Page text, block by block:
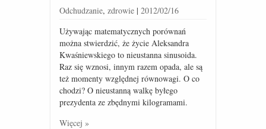
Odchudzanie, zdrowie | 2012/02/16
Używając matematycznych porównań
można stwierdzić, że życie Aleksandra
Kwaśniewskiego to nieustanna sinusoida.
Raz się wznosi, innym razem opada, ale są
też momenty względnej równowagi. O co
chodzi? O nieustanną walkę byłego
prezydenta ze zbędnymi kilogramami.
Więcej »